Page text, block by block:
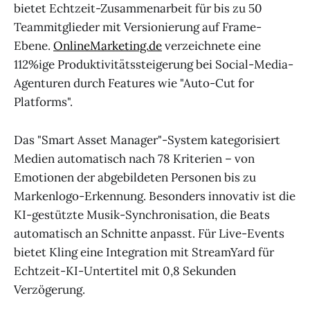
bietet Echtzeit-Zusammenarbeit für bis zu 50
Teammitglieder mit Versionierung auf Frame-
Ebene. OnlineMarketing.deverzeichnete eine
112%ige Produktivitätssteigerung bei Social-Media-
Agenturen durch Features wie "Auto-Cut for
Platforms".
Das "Smart Asset Manager"-System kategorisiert
Medien automatisch nach 78 Kriterien – von
Emotionen der abgebildeten Personen bis zu
Markenlogo-Erkennung. Besonders innovativ ist die
KI-gestützte Musik-Synchronisation, die Beats
automatisch an Schnitte anpasst. Für Live-Events
bietet Kling eine Integration mit StreamYard für
Echtzeit-KI-Untertitel mit 0,8 Sekunden
Verzögerung.